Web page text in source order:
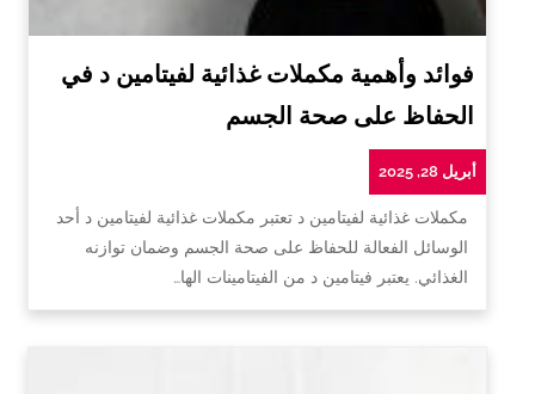
فوائد وأهمية مكملات غذائية لفيتامين د في
الحفاظ على صحة الجسم
أبريل 28, 2025
مكملات غذائية لفيتامين د تعتبر مكملات غذائية لفيتامين د أحد
الوسائل الفعالة للحفاظ على صحة الجسم وضمان توازنه
الغذائي. يعتبر فيتامين د من الفيتامينات الها…